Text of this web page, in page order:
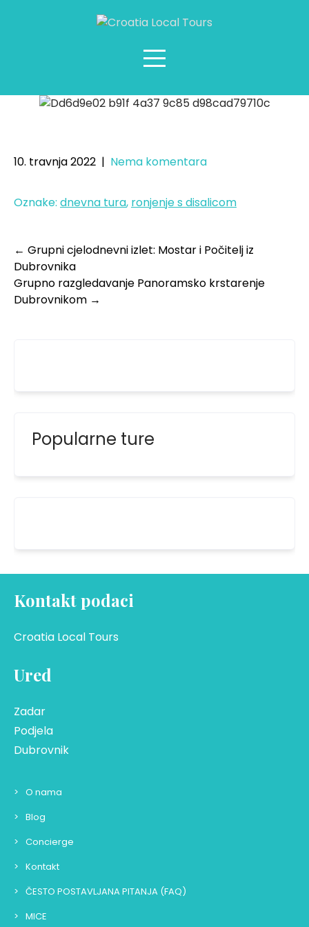
10. travnja 2022 | Nema komentara
Oznake: dnevna tura, ronjenje s disalicom
← Grupni cjelodnevni izlet: Mostar i Počitelj iz
Dubrovnika
Grupno razgledavanje Panoramsko krstarenje
Dubrovnikom →
Popularne ture
Kontakt podaci
Croatia Local Tours
Ured
Zadar
Podjela
Dubrovnik
O nama
Blog
Concierge
Kontakt
ČESTO POSTAVLJANA PITANJA (FAQ)
MICE